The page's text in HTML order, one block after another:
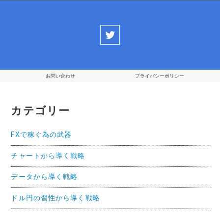
お問い合わせ プライバシーポリシー
カテゴリー
FXで稼ぐ為の武器
チャートから導く戦略
データから導く戦略
ドル円の習性から導く戦略